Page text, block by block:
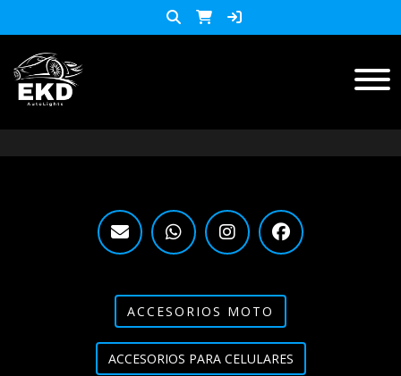
ACCESORIOS MOTO
Accesorios y herramientas
Audio
Lista de PreciosACCESORIOS MOTO
ACCESORIOS PARA CELULARES